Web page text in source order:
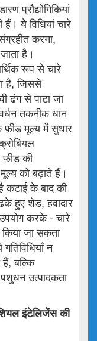
प्रौद्योगिकियां
हैं। ये विधियां चारे
करना,
है।
रूप से चारे
है, जिससे
ढंग से पाटा जा
तकनीक धान
मूल्य में सुधार
फ़ीड की
को बढ़ाते हैं।
कटाई के बाद की
हुए शेड, हवादार
करके - चारे
जा सकता
न
बल्कि
पशुधन उत्पादकता
इंटेलिजेंसकी